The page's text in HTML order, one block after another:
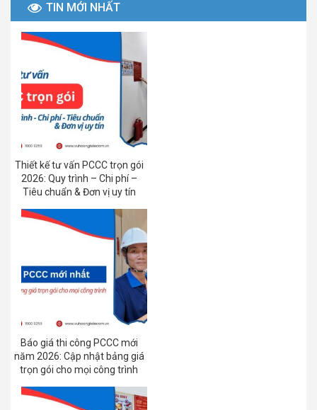
TIN MỚI NHẤT
Thiết kế tư vấn PCCC trọn gói
2026: Quy trình – Chi phí –
Tiêu chuẩn & Đơn vị uy tín
Báo giá thi công PCCC mới
năm 2026: Cập nhật bảng giá
trọn gói cho mọi công trình